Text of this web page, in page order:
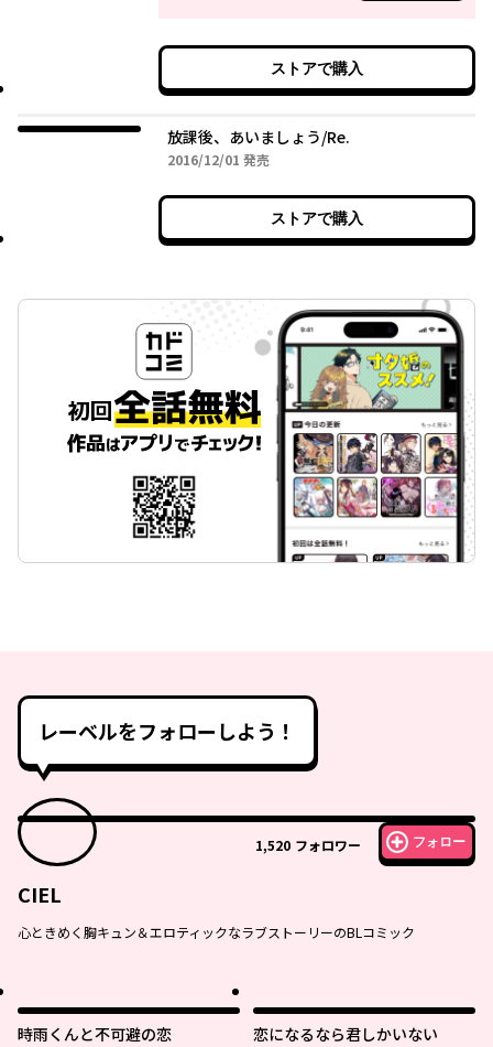
ストアで購入
放課後、あいましょう/Re.
2016/12/01 2016年12月01日
発売
ストアで購入
レーベルをフォローしよう！
1,520 フォロワー フォロー
CIEL
心ときめく胸キュン＆エロティックなラブストーリーのBLコミック
時雨くんと不可避の恋 恋になるなら君しかいない